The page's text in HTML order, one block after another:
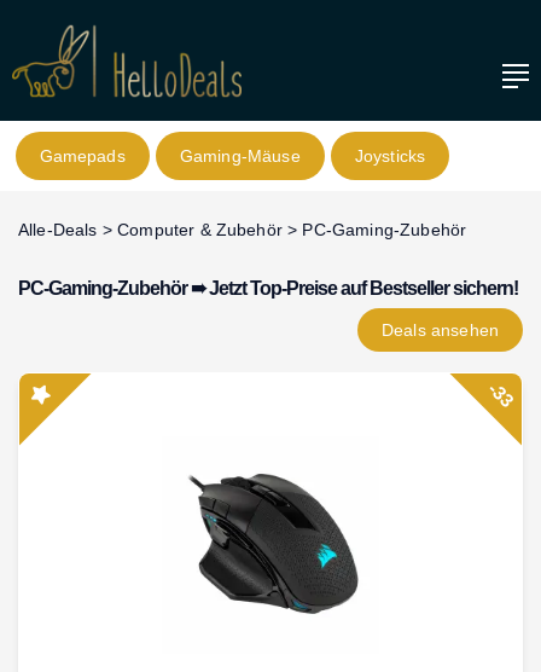
Gamepads Gaming-Mäuse Joysticks
Alle-Deals >Computer & Zubehör> PC-Gaming-Zubehör
PC-Gaming-Zubehör ➠ Jetzt Top-Preise auf Bestseller sichern!
Dealsansehen
-33